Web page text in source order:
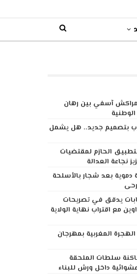
مراكش آسفي بين رهان
بتصميم جديد.. هل يشمل
الحازم لمقتضيات
نجاعة العدالة
بعد شجار بالأسلحة
يدقق في تصريحات
مع اقتراب نهاية الولاية
المغربية بمهرجان
سلطات الملحقة
داخل ورش للبناء